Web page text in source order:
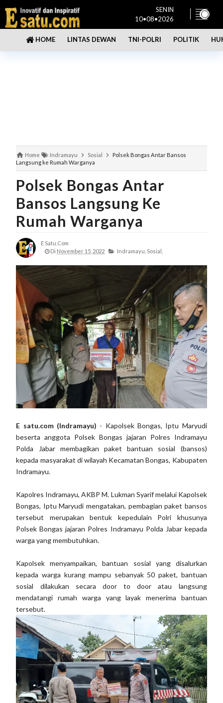
SENIN
10•08•2026
HOME LINTAS DEWAN TNI-POLRI POLITIK
Home Indramayu Sosial
Polsek Bongas Antar Bansos
Langsung ke Rumah Warganya
Polsek Bongas Antar
Bansos Langsung Ke
Rumah Warganya
E Satu.com
Di November 15, 2022 Indramayu, Sosial,
E satu.com (Indramayu) - Kapolsek Bongas, Iptu Maryudi
beserta anggota Polsek Bongas jajaran Polres Indramayu
Polda Jabar membagikan paket bantuan sosial (bansos)
kepada masyarakat di wilayah Kecamatan Bongas, Kabupaten
Indramayu.
Kapolres Indramayu, AKBP M. Lukman Syarif melalui Kapolsek
Bongas, Iptu Maryudi mengatakan, pembagian paket bansos
tersebut merupakan bentuk kepedulain Polri khusunya
Polsek Bongas jajaran Polres Indramayu Polda Jabar kepada
warga yang membutuhkan.
Kapolsek menyampaikan, bantuan sosial yang disalurkan
kepada warga kurang mampu sebanyak 50 paket, bantuan
sosial dilakukan secara door to door atau langsung
mendatangi rumah warga yang layak menerima bantuan
tersebut.